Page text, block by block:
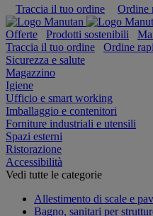
Traccia il tuo ordine
Ordine
Offerte Prodotti sostenibili
Traccia il tuo ordine
Ordine
Sicurezza e salute
Magazzino
Igiene
Ufficio e smart working
Imballaggio e contenitori
Forniture industriali e utensili
Spazi esterni
Ristorazione
Accessibilità
Vedi tutte le categorie
Allestimento di scale e
Bagno, sanitari per